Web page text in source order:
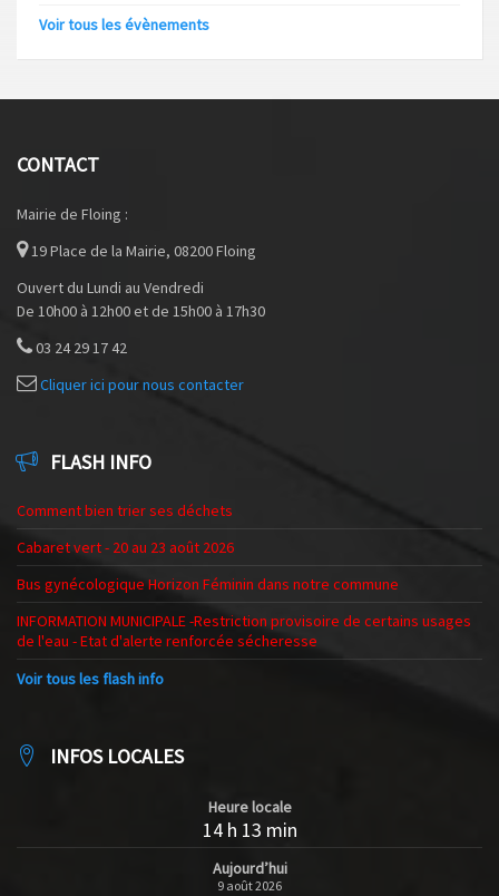
Voir tous les évènements
CONTACT
Mairie de Floing :
19 Place de la Mairie, 08200 Floing
Ouvert du Lundi au Vendredi
De 10h00 à 12h00 et de 15h00 à 17h30
03 24 29 17 42
Cliquer ici pour nous contacter
FLASH INFO
Comment bien trier ses déchets
Cabaret vert - 20 au 23 août 2026
Bus gynécologique Horizon Féminin dans notre commune
INFORMATION MUNICIPALE -Restriction provisoire de certains usages
de l'eau - Etat d'alerte renforcée sécheresse
Voir tous les flash info
INFOS LOCALES
Heure locale
14 h 13 min
Aujourd’hui
9 août 2026